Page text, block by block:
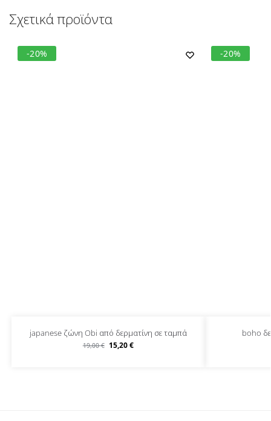
Σχετικά προϊόντα
-20%
japanese ζώνη Obi από δερματίνη σε ταμπά
19,00€ 15,20€
-20%
boho